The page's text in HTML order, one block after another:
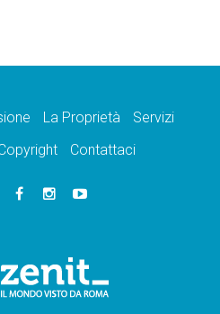
La Proprietà
Servizi
Contattaci